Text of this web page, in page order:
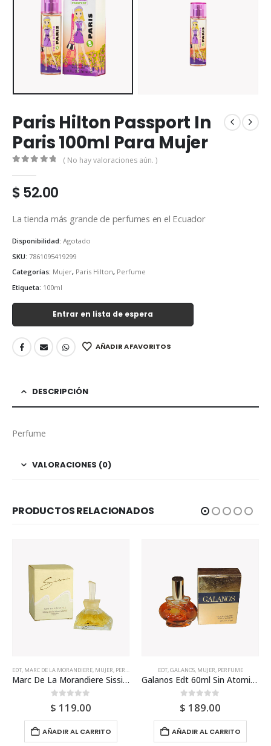
Paris Hilton Passport In
Paris 100ml Para Mujer
( No hay valoraciones aún. )
$52.00
La tienda más grande de perfumes en el Ecuador
Disponibilidad: Agotado
SKU: 7861095419299
Categorías: Mujer, Paris Hilton, Perfume
Etiqueta: 100ml
Entrar en lista de espera
AÑADIR A FAVORITOS
DESCRIPCIÓN
Perfume
VALORACIONES (0)
PRODUCTOS RELACIONADOS
EDT MARC DE LA MORANDIERE MUJER PERFUME
Marc De La Morandiere Sissi Edt 30ml Para Mujer
0 out of 5
$ 119.00
AÑADIR AL CARRITO
EDT, GALANOS, MUJER PERFUME
Galanos Edt 60ml Sin Atomizador Para Mujer
0 out of 5
$ 189.00
AÑADIR AL CARRITO